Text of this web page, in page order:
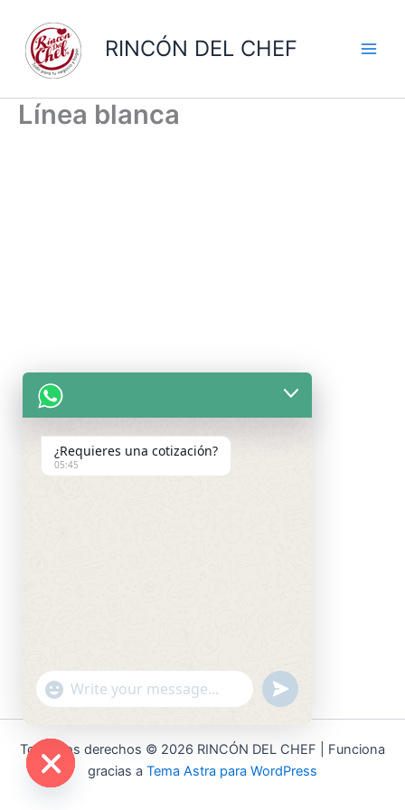
contenido
RINCÓN DEL CHEF
Línea blanca
Todos los derechos © 2026 RINCÓN DEL CHEF | Funciona
gracias a Tema Astra para WordPress
Hide
¿Requieres una cotización?
05:45
"+chaty_settings.lang.emoji_picker+"
WhatsApp
undefined